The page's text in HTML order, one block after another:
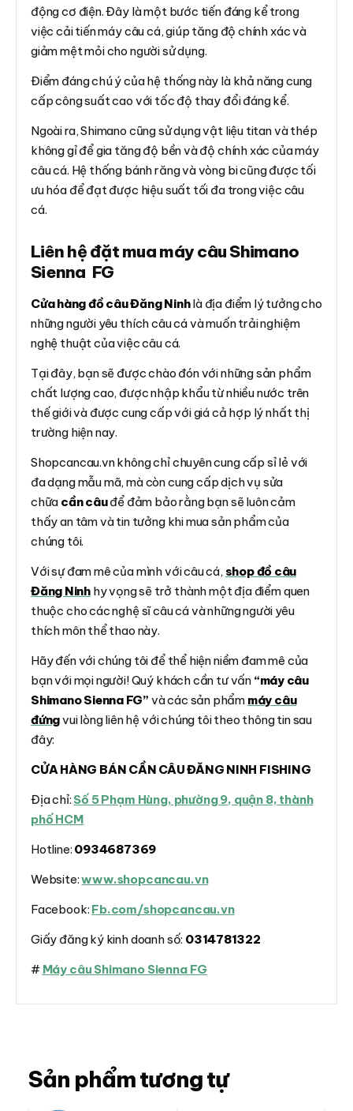
động cơ điện. Đây là một bước tiến đáng kể trong
việc cải tiến máy câu cá, giúp tăng độ chính xác và
giảm mệt mỏi cho người sử dụng.
Điểm đáng chú ý của hệ thống này là khả năng cung
cấp công suất cao với tốc độ thay đổi đáng kể.
Ngoài ra, Shimano cũng sử dụng vật liệu titan và thép
không gỉ để gia tăng độ bền và độ chính xác của máy
câu cá. Hệ thống bánh răng và vòng bi cũng được tối
ưu hóa để đạt được hiệu suất tối đa trong việc câu
cá.
Liên hệ đặt mua máy câu Shimano
Sienna FG
Cửa hàng đồ câu Đăng Ninhlà địa điểm lý tưởng cho
những người yêu thích câu cá và muốn trải nghiệm
nghệ thuật của việc câu cá.
Tại đây, bạn sẽ được chào đón với những sản phẩm
chất lượng cao, được nhập khẩu từ nhiều nước trên
thế giới và được cung cấp với giá cả hợp lý nhất thị
trường hiện nay.
Shopcancau.vn không chỉ chuyên cung cấp sỉ lẻ với
đa dạng mẫu mã, mà còn cung cấp dịch vụ sửa
chữa cần câuđể đảm bảo rằng bạn sẽ luôn cảm
thấy an tâm và tin tưởng khi mua sản phẩm của
chúng tôi.
Với sự đam mê của mình với câu cá, shop đồ câu
Đăng Ninhhy vọng sẽ trở thành một địa điểm quen
thuộc cho các nghệ sĩ câu cá và những người yêu
thích môn thể thao này.
Hãy đến với chúng tôi để thể hiện niềm đam mê của
bạn với mọi người! Quý khách cần tư vấn “máy câu
Shimano Sienna FG” và các sản phẩm máy câu
đứngvui lòng liên hệ với chúng tôi theo thông tin sau
đây:
CỬA HÀNG BÁN CẦN CÂU ĐĂNG NINH FISHING
Địa chỉ: Số 5 Phạm Hùng, phường 9, quận 8, thành
phố HCM
Hotline: 0934687369
Website:www.shopcancau.vn
Facebook: Fb.com/shopcancau.vn
Giấy đăng ký kinh doanh số: 0314781322
# Máy câu Shimano Sienna FG
Sản phẩm tương tự